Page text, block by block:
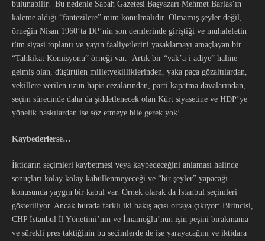
bulunabilir. Bu nedenle Sabah Gazetesi Başyazarı Mehmet Barlas’ın
kaleme aldığı “fantezilere” mim konulmalıdır. Olmamış şeyler değil,
örneğin Nisan 1960’ta DP’nin son demlerinde giriştiği ve muhalefetin
tüm siyasi toplantı ve yayın faaliyetlerini yasaklamayı amaçlayan bir
“Tahkikat Komisyonu” örneği var. Artık bir “vak’a-i adiye” haline
gelmiş olan, düşürülen milletvekilliklerinden, yaka paça gözaltılardan,
vekillere verilen uzun hapis cezalarından, parti kapatma davalarından,
seçim sürecinde daha da şiddetlenecek olan Kürt siyasetine ve HDP’ye
yönelik baskılardan ise söz etmeye bile gerek yok!
Kaybederlerse…
İktidarın seçimleri kaybetmesi veya kaybedeceğini anlaması halinde
sonuçları kolay kolay kabullenmeyeceği ve “bir şeyler” yapacağı
konusunda yaygın bir kabul var. Örnek olarak da İstanbul seçimleri
gösteriliyor. Ancak burada farklı iki bakış açısı ortaya çıkıyor: Birincisi,
CHP İstanbul İl Yönetimi’nin ve İmamoğlu’nun işin peşini bırakmama
ve sürekli pres taktiğinin bu seçimlerde de işe yarayacağını ve iktidara